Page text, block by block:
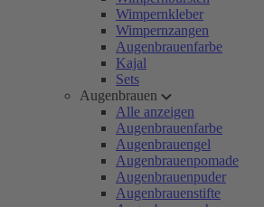
Wimpernkleber
Wimpernzangen
Augenbrauenfarbe
Kajal
Sets
Augenbrauen
Alle anzeigen
Augenbrauenfarbe
Augenbrauengel
Augenbrauenpomade
Augenbrauenpuder
Augenbrauenstifte